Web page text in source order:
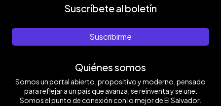
Suscríbete al boletín
Suscribirme
Quiénes somos
Somos un portal abierto, propositivo y moderno, pensado
para reflejar a un país que avanza, se reinventa y se une.
Somos el punto de conexión con lo mejor de El Salvador.